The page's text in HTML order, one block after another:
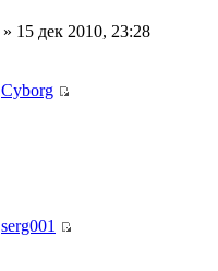
» 15 дек 2010, 23:28
Cyborg
serg001